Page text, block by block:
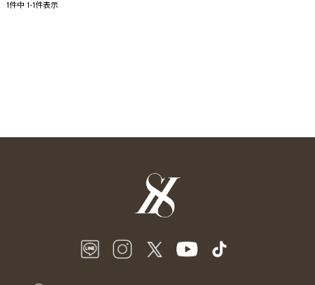
1件中 1-1件表示